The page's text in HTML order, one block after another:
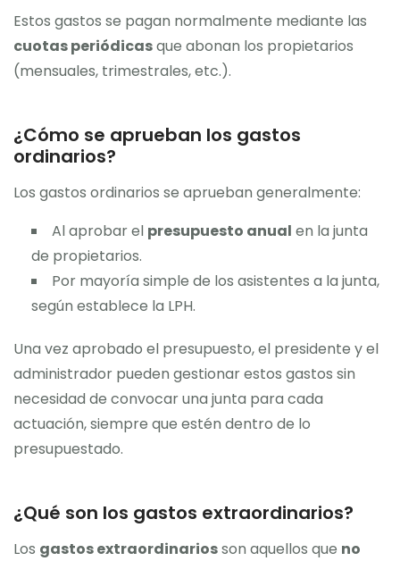
Estos gastos se pagan normalmente mediante las
cuotas periódicasque abonan los propietarios
(mensuales, trimestrales, etc.).
¿Cómo se aprueban los gastos
ordinarios?
Los gastos ordinarios se aprueban generalmente:
Al aprobar el presupuesto anual en la junta
de propietarios.
Por mayoría simple de los asistentes a la junta,
según establece la LPH.
Una vez aprobado el presupuesto, el presidente y el
administrador pueden gestionar estos gastos sin
necesidad de convocar una junta para cada
actuación, siempre que estén dentro de lo
presupuestado.
¿Qué son los gastos extraordinarios?
Los gastos extraordinariosson aquellos que no